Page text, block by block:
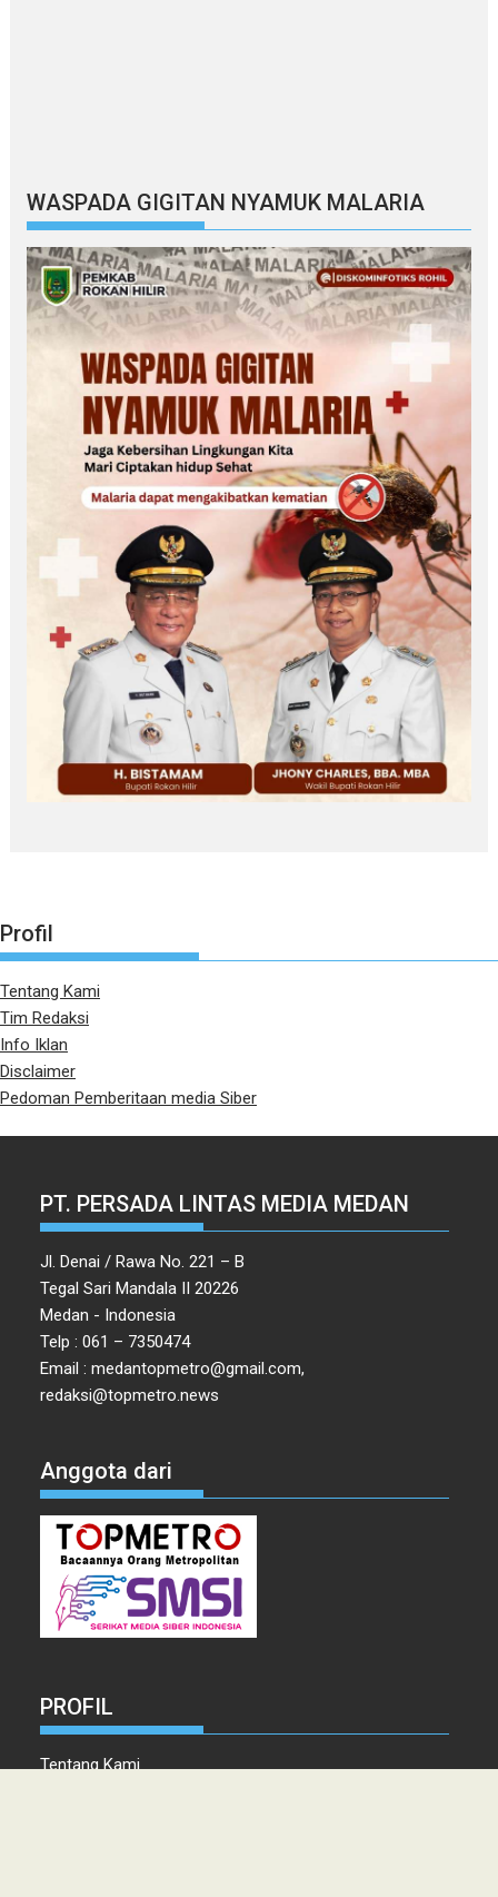
WASPADA GIGITAN NYAMUK MALARIA
Profil
Tentang Kami
Tim Redaksi
Info Iklan
Disclaimer
Pedoman Pemberitaan media Siber
PT. PERSADA LINTAS MEDIA MEDAN
Jl. Denai / Rawa No. 221 – B
Tegal Sari Mandala II 20226
Medan - Indonesia
Telp : 061 – 7350474
Email : medantopmetro@gmail.com,
redaksi@topmetro.news
Anggota dari
PROFIL
Tentang Kami